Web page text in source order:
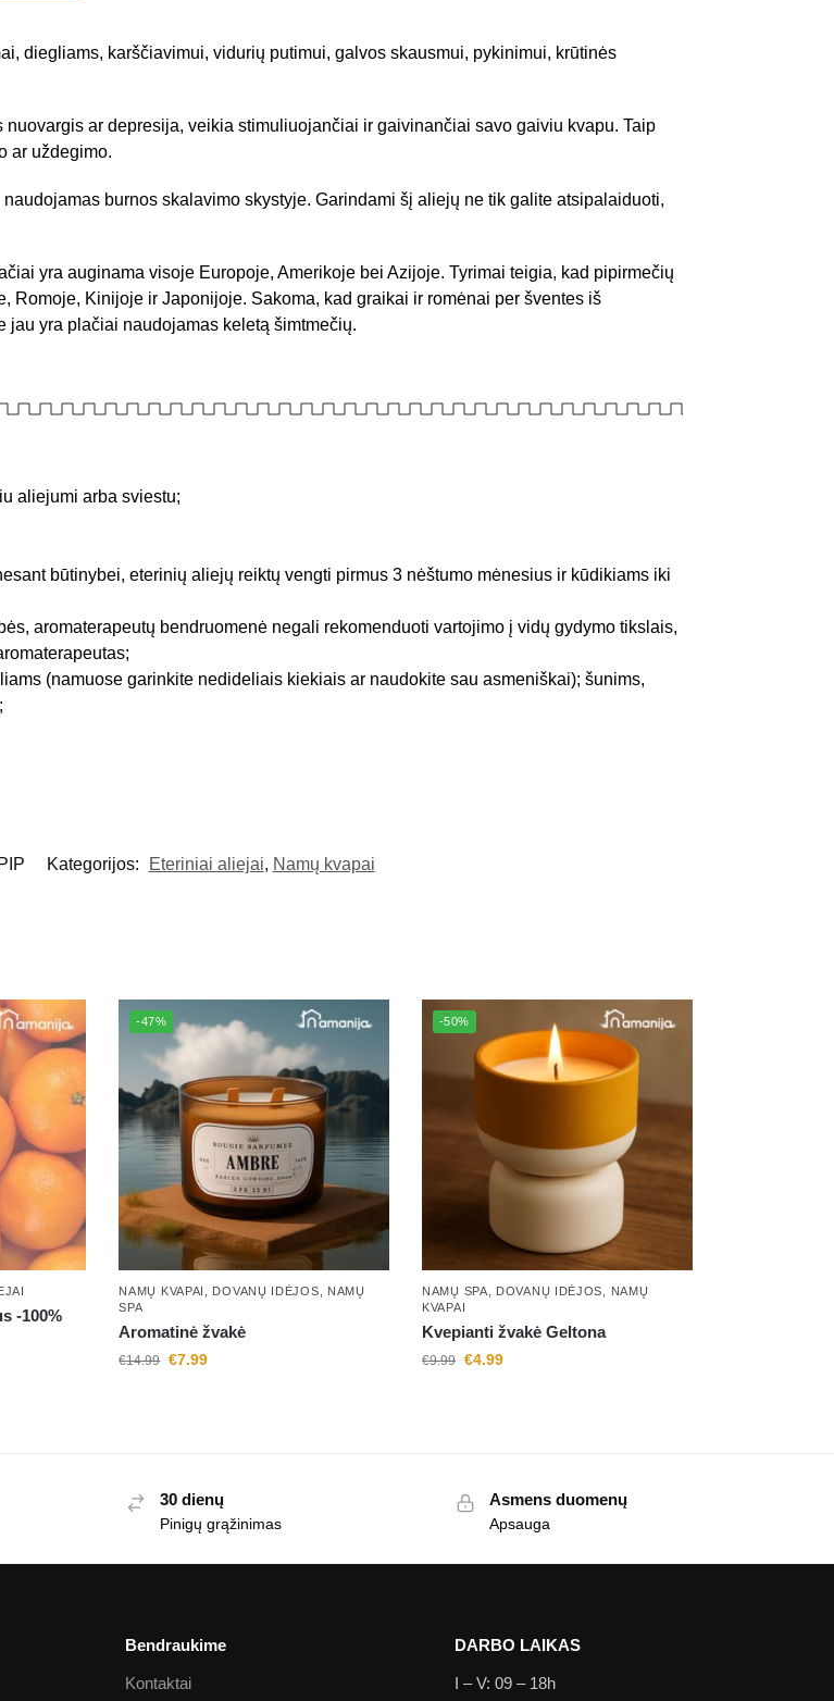
diegliams, karščiavimui, vidurių putimui, galvos skausmui, pykinimui, krūtinės
ar depresija, veikia stimuliuojančiai ir gaivinančiai savo gaiviu kvapu. Taip
ar uždegimo.
burnos skalavimo skystyje. Garindami šį aliejų ne tik galite atsipalaiduoti,
yra auginama visoje Europoje, Amerikoje bei Azijoje. Tyrimai teigia, kad pipirmečių
Kinijoje ir Japonijoje. Sakoma, kad graikai ir romėnai per šventes iš
yra plačiai naudojamas keletą šimtmečių.
aliejumi arba sviestu;
būtinybei, eterinių aliejų reiktų vengti pirmus 3 nėštumo mėnesius ir kūdikiams iki
aromaterapeutų bendruomenė negali rekomenduoti vartojimo į vidų gydymo tikslais,
(namuose garinkite nedideliais kiekiais ar naudokite sau asmeniškai); šunims,
Kategorijos: Eteriniai aliejai, Namų kvapai
-100%
-47%
NAMŲ KVAPAI DOVANŲ IDĖJOS
NAMŲ
SPA
Aromatinė žvakė
€14.99 €7.99
-50%
NAMŲ SPA DOVANŲ IDĖJOS
NAMŲ
KVAPAI
Kvepianti žvakė Geltona
€9.99 €4.99
30 dienų
Pinigų grąžinimas
Asmens duomenų
Apsauga
Bendraukime
Kontaktai
DARBO LAIKAS
I – V: 09 – 18h